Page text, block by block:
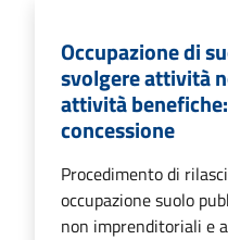
Occupazione di
svolgere attività
attività
concessione
Procedimento di
occupazione suolo
non imprenditoriali e